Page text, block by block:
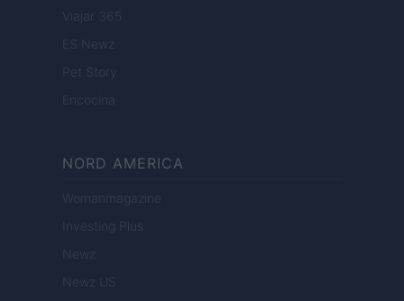
Viajar 365
ES Newz
Pet Story
Encocina
NORD AMERICA
Womanmagazine
Investing Plus
Newz
Newz US